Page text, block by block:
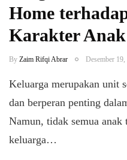
Home
Karakter Anak
By Zaim Rifqi Abrar Desember 19,
Keluarga merupakan unit
dan berperan penting
Namun, tidak semua
keluarga…